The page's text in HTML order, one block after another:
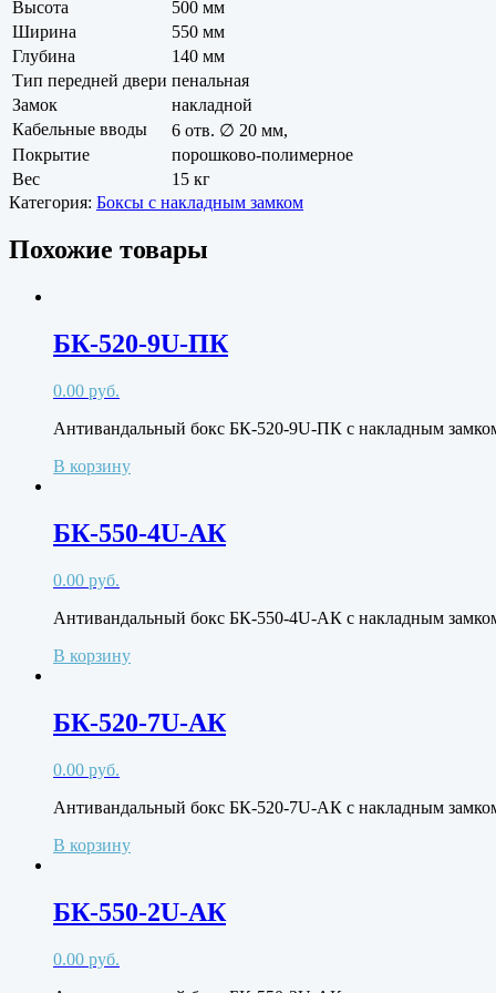
Высота
500 мм
Ширина
550 мм
Глубина
140 мм
Тип передней двери пенальная
Замок
накладной
Кабельные вводы
6 отв. ∅ 20 мм,
Покрытие
порошково-полимерное
Вес
15 кг
Категория: Боксы с накладным замком
Похожие товары
БК-520-9U-ПК
0.00 руб.
Антивандальный бокс БК-520-9U-ПК с накладным
В корзину
БК-550-4U-АК
0.00 руб.
Антивандальный бокс БК-550-4U-АК с накладным
В корзину
БК-520-7U-АК
0.00 руб.
Антивандальный бокс БК-520-7U-АК с накладным
В корзину
БК-550-2U-АК
0.00 руб.